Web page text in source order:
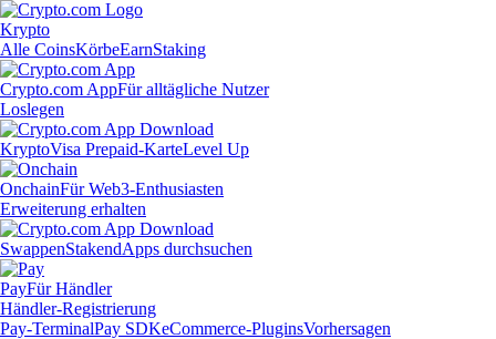
Krypto
Alle CoinsKörbeEarnStaking
Crypto.com AppFür alltägliche Nutzer
Loslegen
KryptoVisa Prepaid-KarteLevel Up
OnchainFür Web3-Enthusiasten
Erweiterung erhalten
SwappenStakendApps durchsuchen
PayFür Händler
Händler-Registrierung
Pay-TerminalPay SDKeCommerce-PluginsVorhersagen